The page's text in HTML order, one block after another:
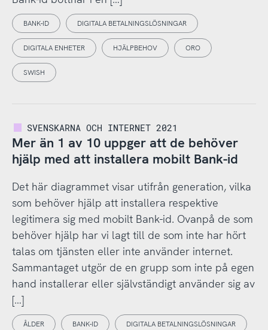
BANK-ID DIGITALA BETALNINGSLÖSNINGAR
DIGITALA ENHETER HJÄLPBEHOV ORO
SWISH
SVENSKARNA OCH INTERNET 2021
Mer än 1 av 10 uppger att de behöver
hjälp med att installera mobilt Bank-id
Det här diagrammet visar utifrån generation, vilka
som behöver hjälp att installera respektive
legitimera sig med mobilt Bank-id. Ovanpå de som
behöver hjälp har vi lagt till de som inte har hört
talas om tjänsten eller inte använder internet.
Sammantaget utgör de en grupp som inte på egen
hand installerar eller självständigt använder sig av
[…]
ÅLDER BANK-ID DIGITALA BETALNINGSLÖSNINGAR